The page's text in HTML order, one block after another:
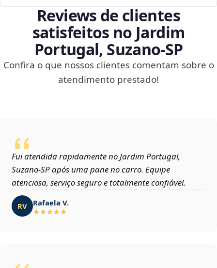
Reviews de clientes
satisfeitos no Jardim
Portugal, Suzano‑SP
Confira o que nossos clientes comentam sobre o
atendimento prestado!
Fui atendida rapidamente no Jardim Portugal,
Suzano‑SP após uma pane no carro. Equipe
atenciosa, serviço seguro e totalmente confiável.
RV Rafaela V.